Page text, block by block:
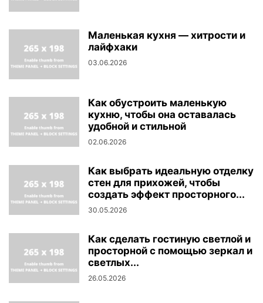
Маленькая кухня — хитрости и
лайфхаки
03.06.2026
Как обустроить маленькую
кухню, чтобы она оставалась
удобной и стильной
02.06.2026
Как выбрать идеальную отделку
стен для прихожей, чтобы
создать эффект просторного...
30.05.2026
Как сделать гостиную светлой и
просторной с помощью зеркал и
светлых...
26.05.2026